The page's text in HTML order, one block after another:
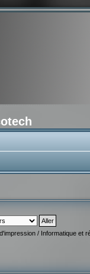
/ Informatique et